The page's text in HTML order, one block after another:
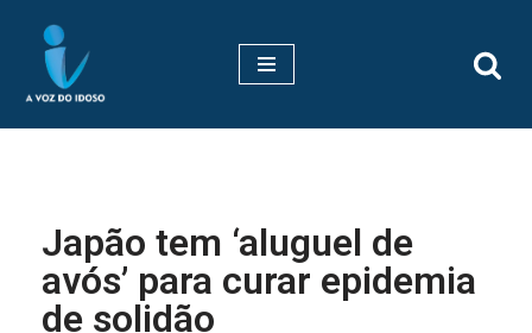
Pular
para
Japão tem ‘aluguel de
avós’ para curar epidemia
de solidão